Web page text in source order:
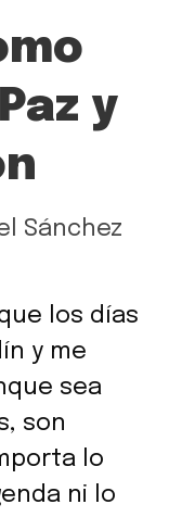
y
Sánchez
los días
y me
sea
son
lo
ni lo